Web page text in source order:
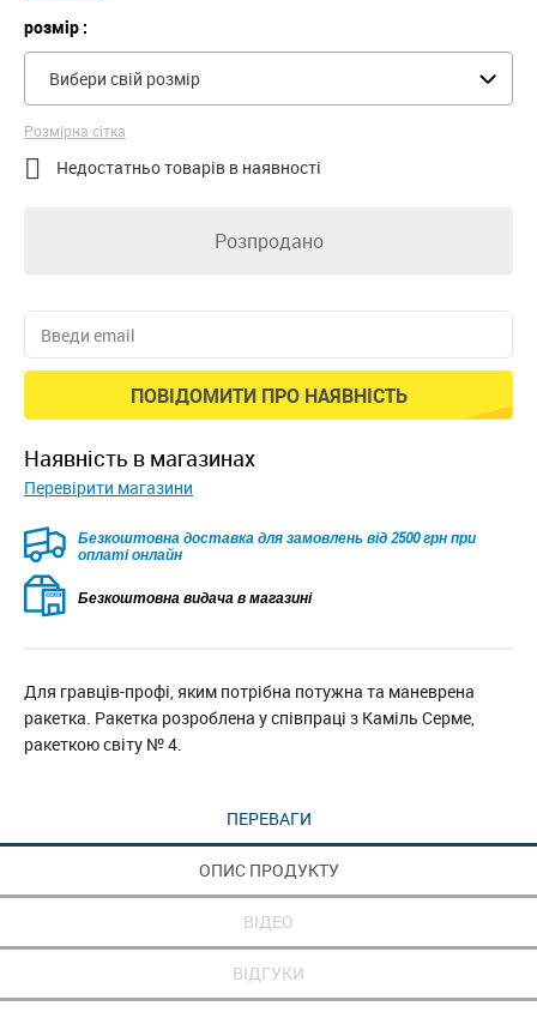
розмір :
Вибери свій розмір
Розмірна сітка
 Недостатньо товарів в наявності
Розпродано
ПОВІДОМИТИ ПРО НАЯВНІСТЬ
наявність в магазинах
Перевірити магазини
Безкоштовна доставка для замовлень від 2500 грн при
оплаті онлайн
Безкоштовна видача в магазині
Для гравців-профі, яким потрібна потужна та маневрена
ракетка. Ракетка розроблена у співпраці з Каміль Серме,
ракеткою світу № 4.
ПЕРЕВАГИ
ОПИС ПРОДУКТУ
ВІДЕО
ВІДГУКИ